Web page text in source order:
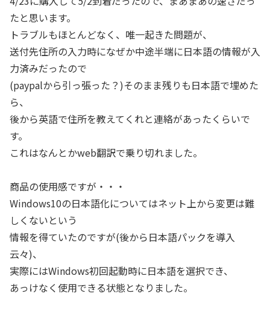
たと思います。
トラブルもほとんどなく、唯一起きた問題が、
送付先住所の入力時になぜか中途半端に日本語の情報が入
力済みだったので
(paypalから引っ張った？)そのまま残りも日本語で埋めた
ら、
後から英語で住所を教えてくれと連絡があったくらいで
す。
これはなんとかweb翻訳で乗り切れました。
商品の使用感ですが・・・
Windows10の日本語化についてはネット上から変更は難
しくないという
情報を得ていたのですが(後から日本語パックを導入
云々)、
実際にはWindows初回起動時に日本語を選択でき、
あっけなく使用できる状態となりました。